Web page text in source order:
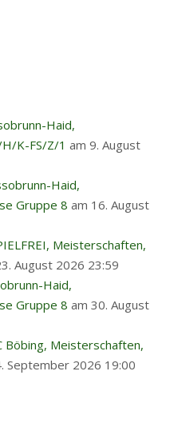
Haid,
K-FS/Z/1 am 9. August
Haid,
Gruppe 8 am 16. August
Meisterschaften,
August 2026 23:59
Haid,
Gruppe 8 am 30. August
Böbing, Meisterschaften,
September 2026 19:00